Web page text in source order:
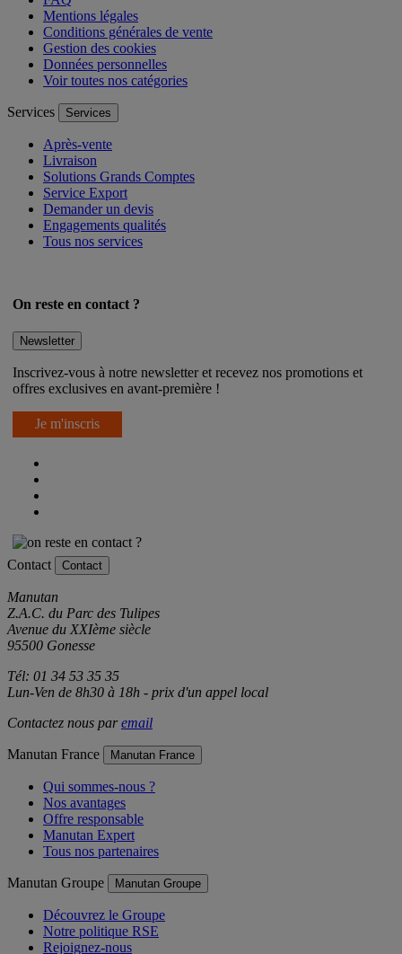
FAQ
Mentions légales
Conditions générales de vente
Gestion des cookies
Données personnelles
Après-vente
Livraison
Solutions Grands Comptes
Service Export
Demander un devis
Engagements qualités
Inscrivez-vous à notre newsletter et recevez nos promotions et
Je m'inscris
Manutan
Z.A.C. du Parc des Tulipes
Avenue du XXIème siècle
Tél: 01 34 53 35 35
Qui sommes-nous ?
Nos avantages
Offre responsable
Manutan Expert
Découvrez le Groupe
Notre politique RSE